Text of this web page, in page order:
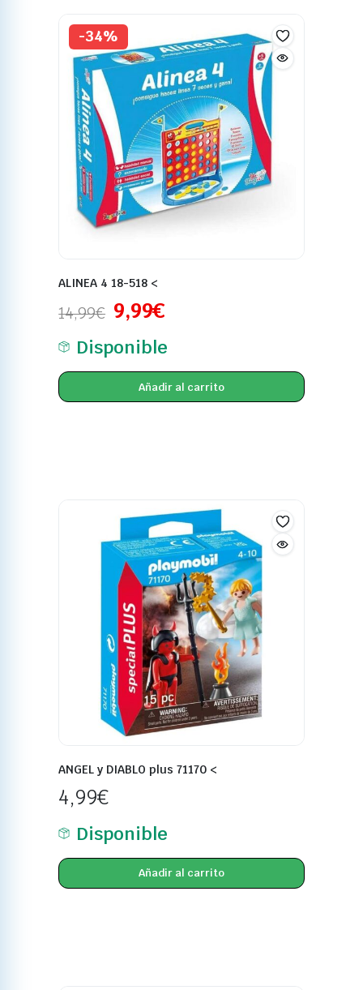
-34%
ALINEA 4 18-518 <
14,99€ 9,99€
Disponible
Añadir al carrito
ANGEL y DIABLO plus 71170 <
4,99€
Disponible
Añadir al carrito